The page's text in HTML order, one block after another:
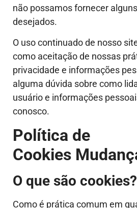
não possamos fornecer
desejados.
O uso continuado de nosso
como aceitação de nossas
privacidade e informações
alguma dúvida sobre como
usuário e informações
conosco.
Política de
Cookies
O que são cookies?
Como é prática comum em